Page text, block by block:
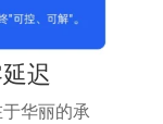
迟
华丽的承